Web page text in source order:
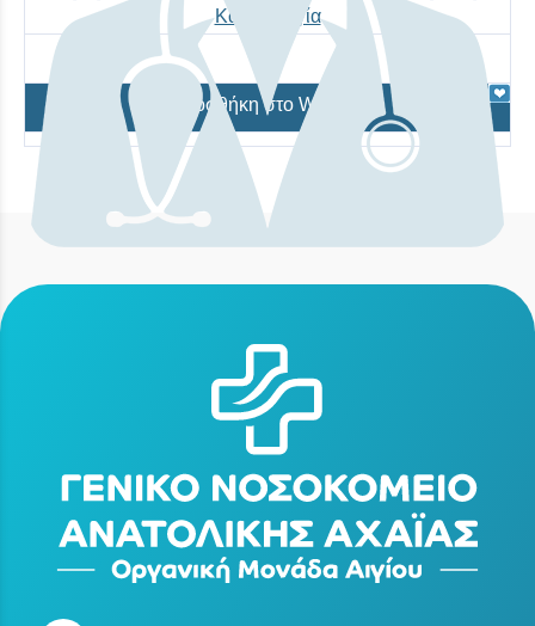
Καρδιολογία
Προσθήκη στο Wishlist